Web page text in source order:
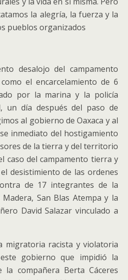
la alegría, la fuerza y la
pueblos organizados
desalojo del campamento
el encarcelamiento de 6
por la marina y la policía
un día después del paso de
al gobierno de Oaxaca y al
inmediato del hostigamiento
de la tierra y del territorio
caso del campamento tierra y
desistimiento de las ordenes
de 17 integrantes de la
San Blas Atempa y la
David Salazar vinculado a
migratoria racista y violatoria
gobierno que impidió la
compañera Berta Cáceres